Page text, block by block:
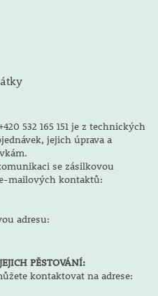
532 165 151 je z technických
jejich úprava a
se zásilkovou
mailových kontaktů:
adresu:
PĚSTOVÁNÍ:
kontaktovat na adrese: